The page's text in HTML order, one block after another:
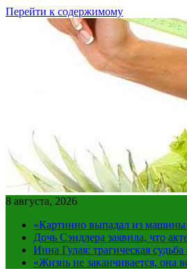
Перейти к содержимому
8 августа, 2026
«Картинно выпадал из
Дочь Сэндлера заявила, что
Инна Гулая: трагическая
«Жизнь не заканчивается, она